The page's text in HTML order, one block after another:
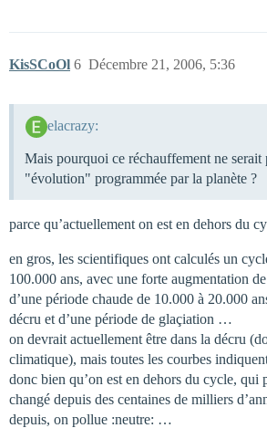
KisSCoOl Décembre 21, 2006, 5:36
6
elacrazy:
Mais pourquoi ce réchauffement ne serait
"évolution" programmée par la planète ?
parce qu’actuellement on est en dehors du
en gros, les scientifiques ont calculés un
100.000 ans, avec une forte augmentation
d’une période chaude de 10.000 à 20.000
décru et d’une période de glaçiation …
on devrait actuellement être dans la décru
climatique), mais toutes les courbes
donc bien qu’on est en dehors du cycle, qui
changé depuis des centaines de milliers
depuis, on pollue :neutre: …